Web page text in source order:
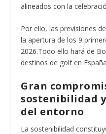
alineados con la
Por ello, las previsiones
la apertura de los 9
2026.Todo ello hará de
destinos de golf en
Gran
sostenibilidad
del entorno
La sostenibilidad